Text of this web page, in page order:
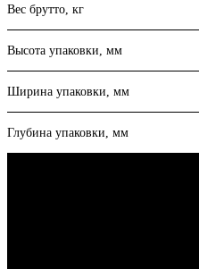
Вес брутто, кг
Высота упаковки, мм
Ширина упаковки, мм
Глубина упаковки, мм